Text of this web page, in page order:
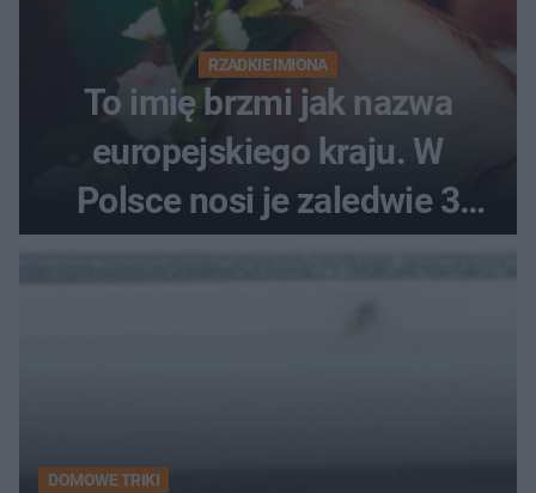
RZADKIE IMIONA
To imię brzmi jak nazwa
europejskiego kraju. W
Polsce nosi je zaledwie 3
kobiety
DOMOWE TRIKI